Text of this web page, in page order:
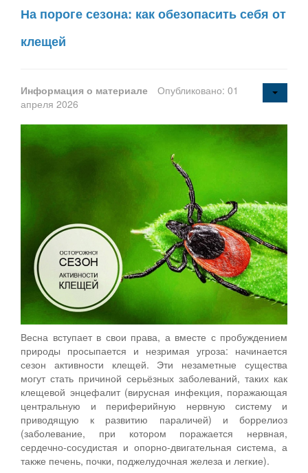
На пороге сезона: как обезопасить себя от
клещей
Информация о материале
Опубликовано: 01
апреля 2026
Весна вступает в свои права, а вместе с пробуждением
природы просыпается и незримая угроза: начинается
сезон активности клещей. Эти незаметные существа
могут стать причиной серьёзных заболеваний, таких как
клещевой энцефалит (вирусная инфекция, поражающая
центральную и периферийную нервную систему и
приводящую к развитию параличей) и боррелиоз
(заболевание, при котором поражается нервная,
сердечно-сосудистая и опорно-двигательная система, а
также печень, почки, поджелудочная железа и легкие).